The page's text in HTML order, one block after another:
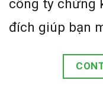
công ty chứng
đích giúp bạn